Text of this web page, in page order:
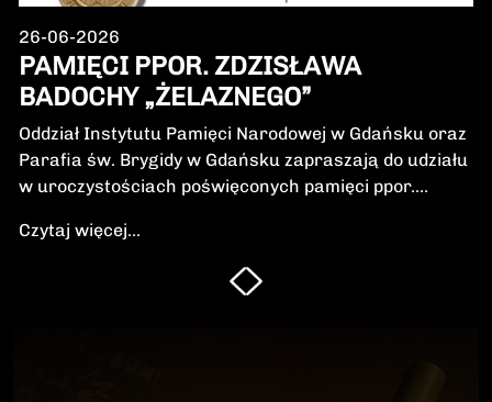
26-06-2026
PAMIĘCI PPOR. ZDZISŁAWA
BADOCHY „ŻELAZNEGO”
Oddział Instytutu Pamięci Narodowej w Gdańsku oraz
Parafia św. Brygidy w Gdańsku zapraszają do udziału
w uroczystościach poświęconych pamięci ppor.
Wileńskiej Brygady Armii Krajowej, dowódcy 5.
szwadronu podczas walk na Pomorzu, jednego z
najbardziej zasłużonych żołnierzy polskiego podziemia
Czytaj więcej...